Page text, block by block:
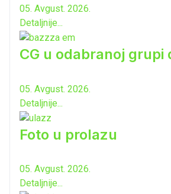
05. Avgust. 2026.
Detaljnije...
CG u odabranoj grupi
05. Avgust. 2026.
Detaljnije...
Foto u prolazu
05. Avgust. 2026.
Detaljnije...